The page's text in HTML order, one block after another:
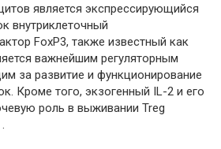
является экспрессирующийся
внутриклеточный
FoxP3, также известный как
важнейшим регуляторным
за развитие и функционирование
Кроме того, экзогенный IL-2 и его
роль в выживании Treg